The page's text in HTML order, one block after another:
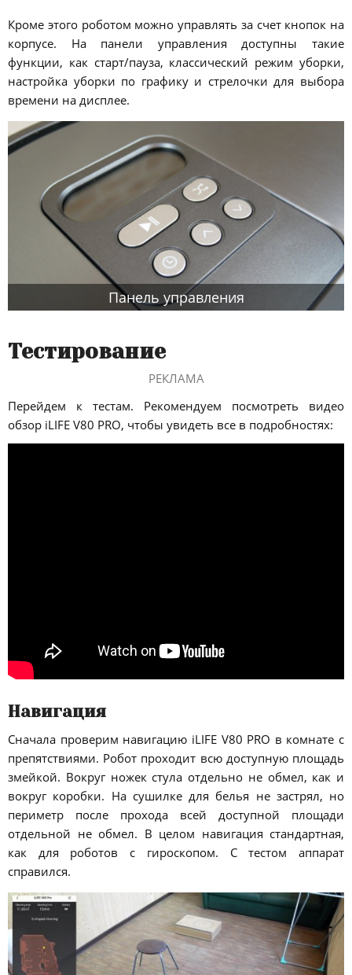
Кроме этого роботом можно управлять за счет кнопок на
корпусе. На панели управления доступны такие
функции, как старт/пауза, классический режим уборки,
настройка уборки по графику и стрелочки для выбора
времени на дисплее.
Панель управления
Тестирование
РЕКЛАМА
Перейдем к тестам. Рекомендуем посмотреть видео
обзор iLIFE V80 PRO, чтобы увидеть все в подробностях:
Навигация
Сначала проверим навигацию iLIFE V80 PRO в комнате с
препятствиями. Робот проходит всю доступную площадь
змейкой. Вокруг ножек стула отдельно не обмел, как и
вокруг коробки. На сушилке для белья не застрял, но
периметр после прохода всей доступной площади
отдельной не обмел. В целом навигация стандартная,
как для роботов с гироскопом. С тестом аппарат
справился.